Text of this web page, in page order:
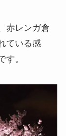
赤レンガ倉
ている感
す。